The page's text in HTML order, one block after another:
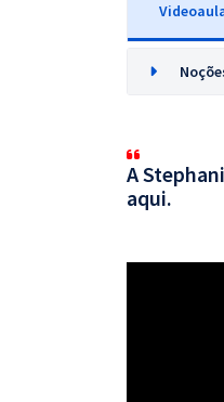
A
aqui.